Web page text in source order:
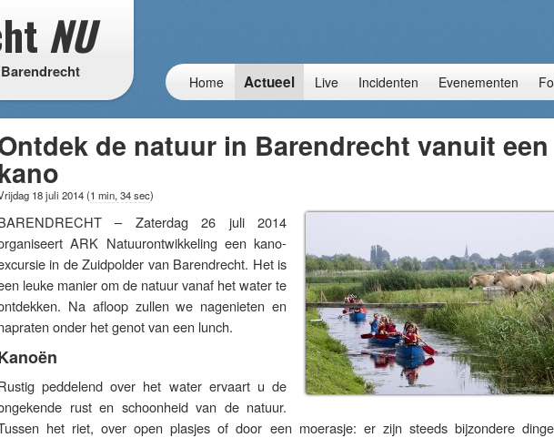
NU
Home Actueel Live Incidenten Evenementen
de natuur in Barendrecht vanuit een
18 juli 2014(1 min, 34 sec)
– Zaterdag 26 juli 2014
ARK Natuurontwikkeling een kano-
in de Zuidpolder van Barendrecht. Het is
leuke manier om de natuur vanaf het water te
Na afloop zullen we nagenieten en
onder het genot van een lunch.
peddelend over het water ervaart u de
rust en schoonheid van de natuur.
het riet, over open plasjes of door een moerasje: er zijn steeds bijzondere